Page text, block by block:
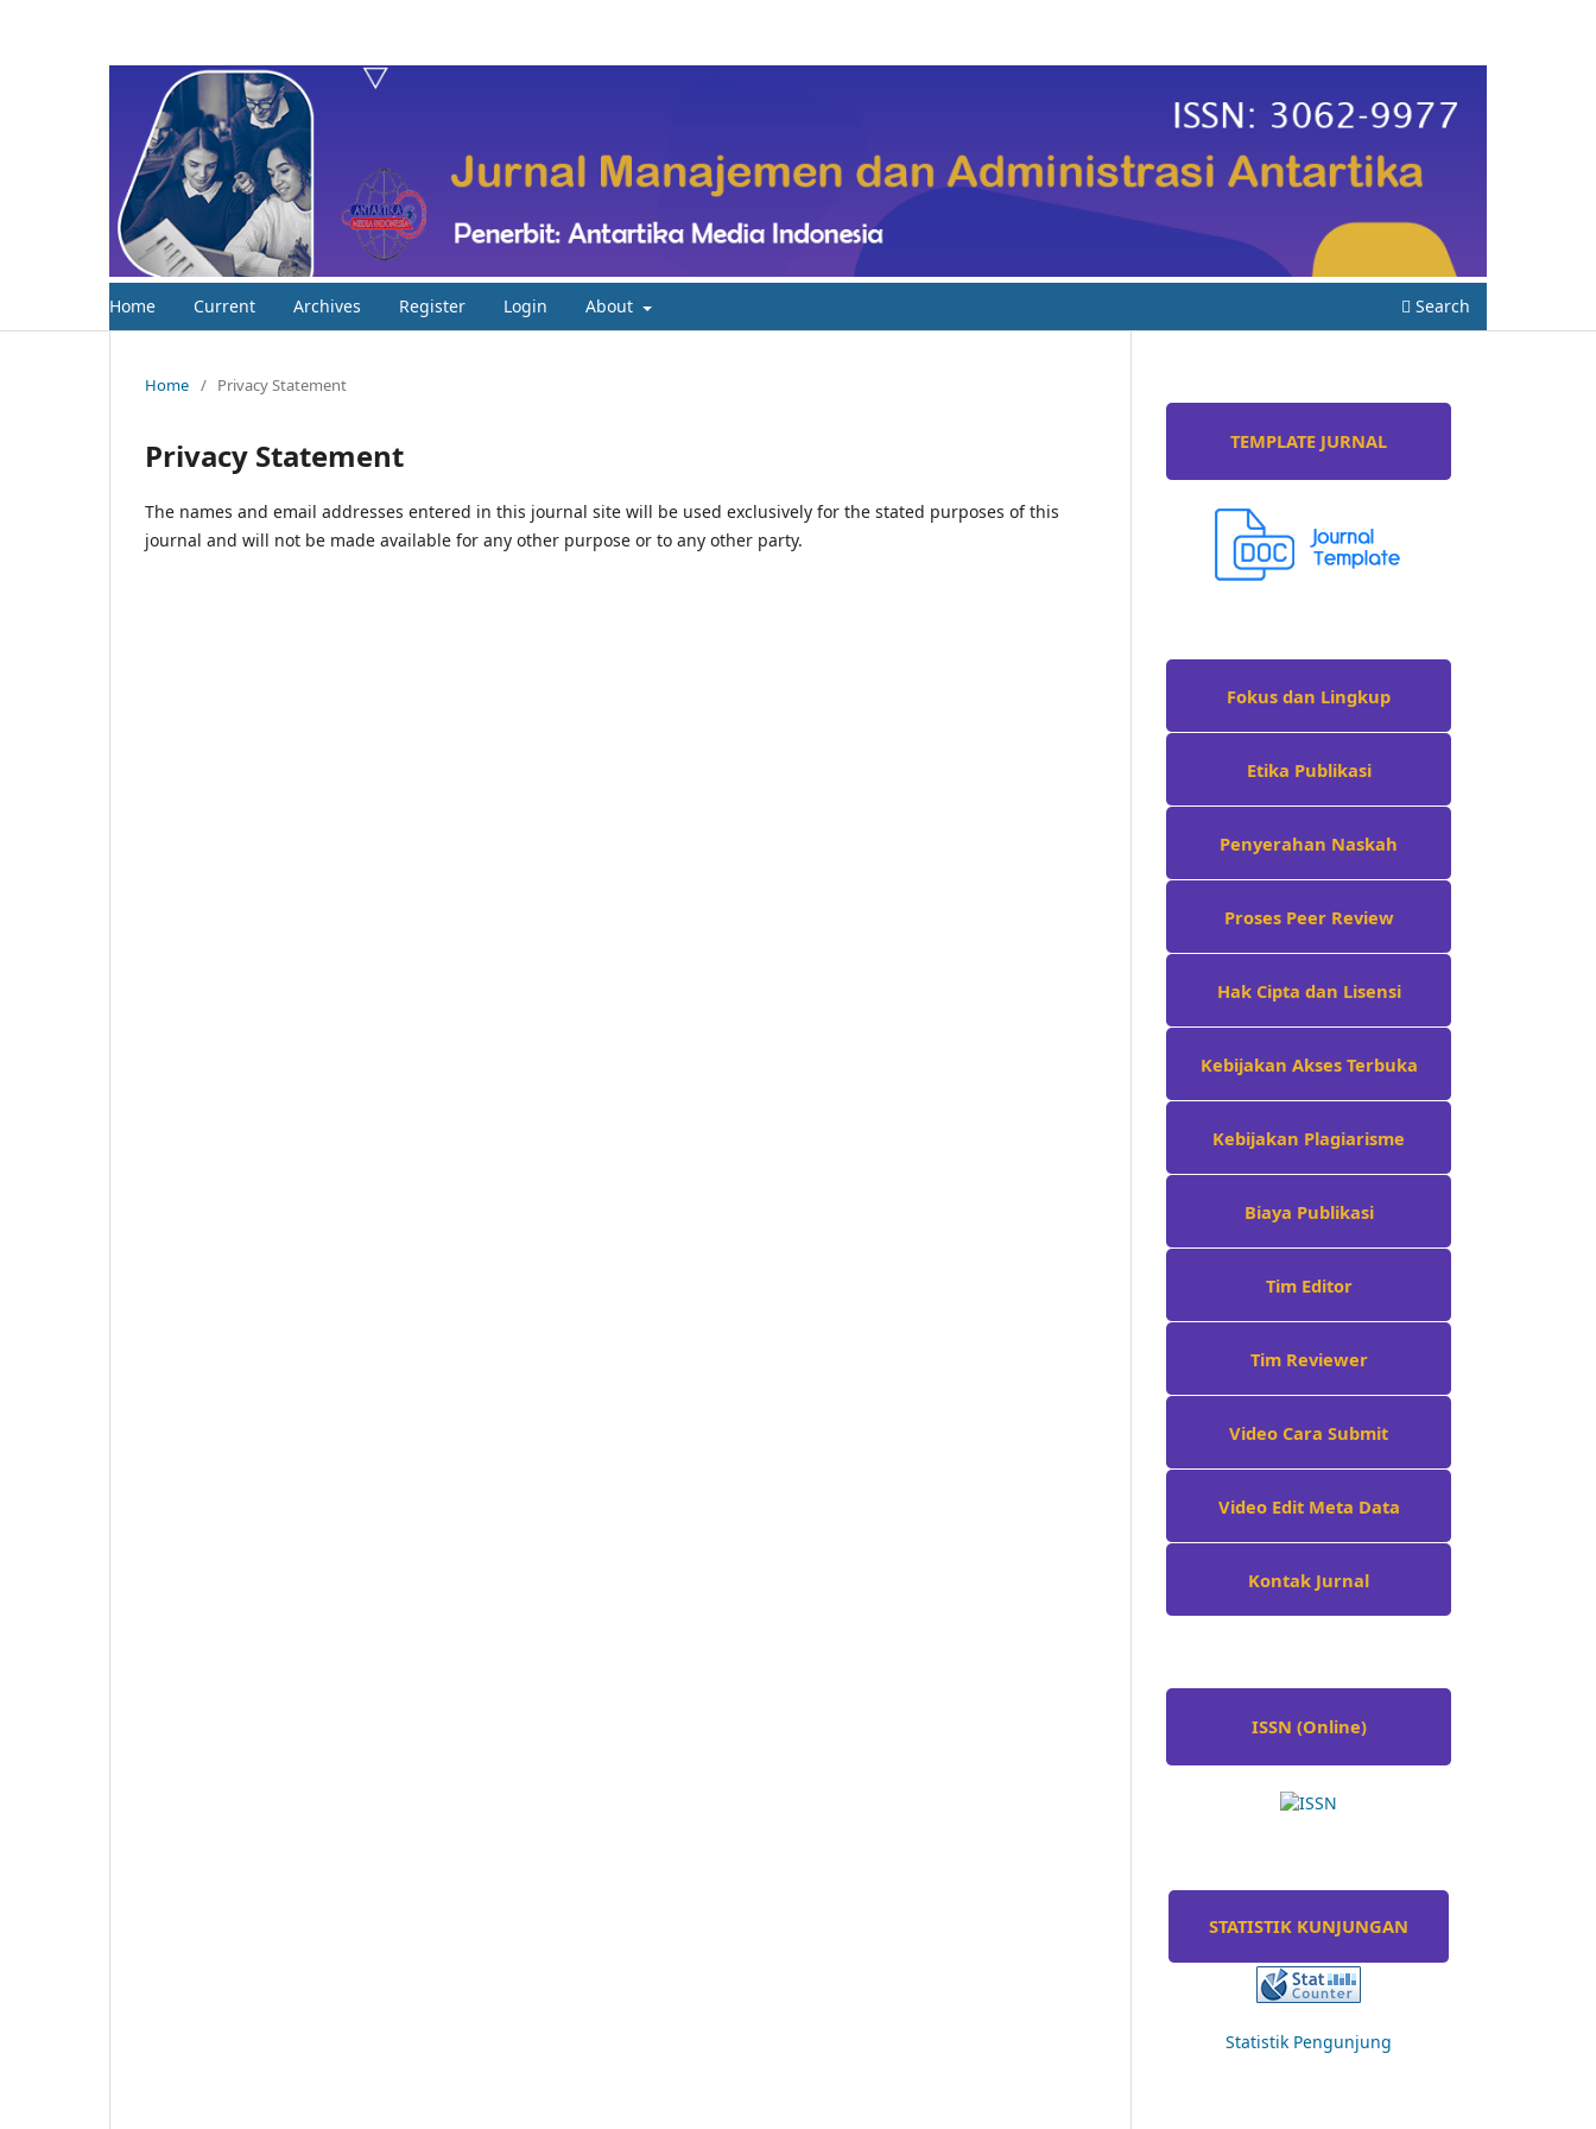
Home Current Archives Register Login About Search
Home / Privacy Statement
Privacy Statement
The names and email addresses entered in this journal site will be used exclusively for the stated purposes of this
journal and will not be made available for any other purpose or to any other party.
TEMPLATE JURNAL
Fokus dan Lingkup
Etika Publikasi
Penyerahan Naskah
Proses Peer Review
Hak Cipta dan Lisensi
Kebijakan Akses Terbuka
Kebijakan Plagiarisme
Biaya Publikasi
Tim Editor
Tim Reviewer
Video Cara Submit
Video Edit Meta Data
Kontak Jurnal
ISSN (Online)
STATISTIK KUNJUNGAN
Statistik Pengunjung